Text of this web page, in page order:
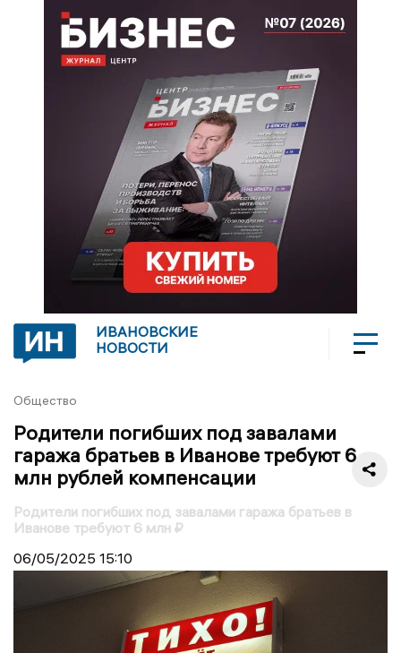
ИВАНОВСКИЕ
НОВОСТИ
Общество
Родители погибших под завалами
гаража братьев в Иванове требуют 6
млн рублей компенсации
Родители погибших под завалами гаража братьев в
Иванове требуют 6 млн ₽
06/05/2025 15:10